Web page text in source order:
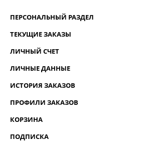
ПЕРСОНАЛЬНЫЙ РАЗДЕЛ
ТЕКУЩИЕ ЗАКАЗЫ
ЛИЧНЫЙ СЧЕТ
ЛИЧНЫЕ ДАННЫЕ
ИСТОРИЯ ЗАКАЗОВ
ПРОФИЛИ ЗАКАЗОВ
КОРЗИНА
ПОДПИСКА